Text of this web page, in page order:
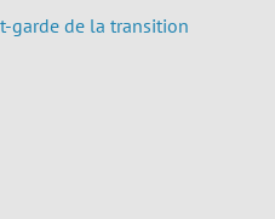
garde de la transition